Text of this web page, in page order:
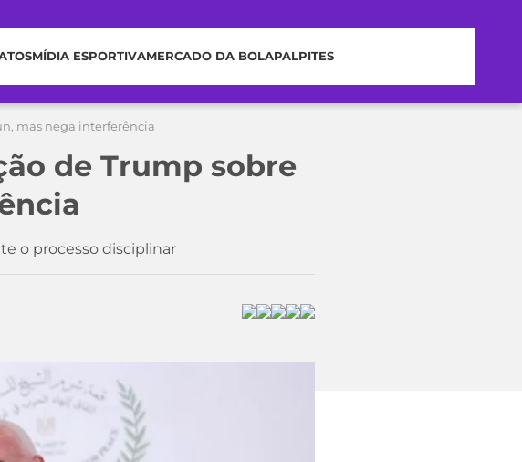
MÍDIA ESPORTIVAMERCADO DA BOLAPALPITES
mas nega interferência
de Trump sobre
o processo disciplinar